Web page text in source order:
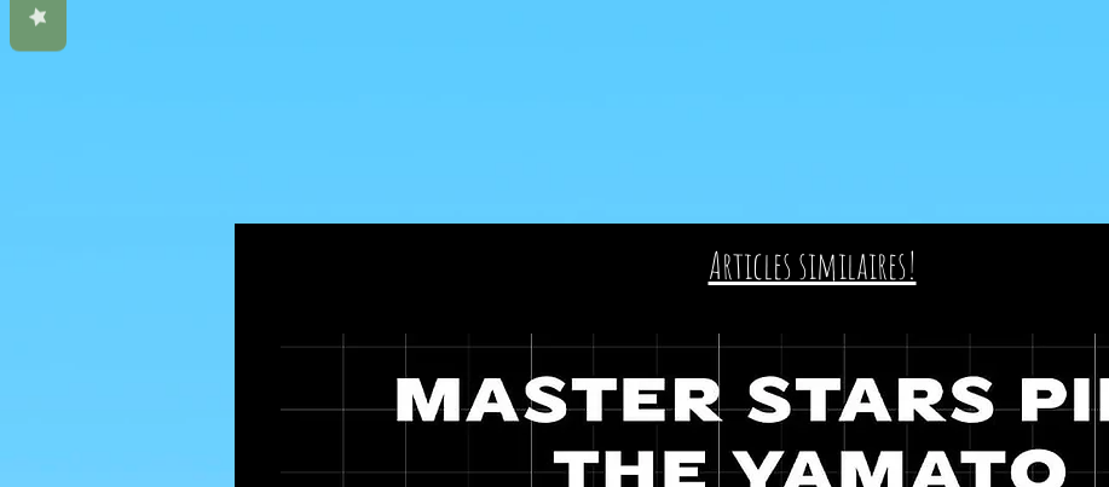
Articles similaires!